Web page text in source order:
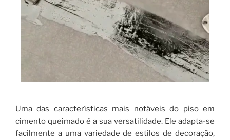
Uma das características mais notáveis do piso em
cimento queimado é a sua versatilidade. Ele adapta-se
facilmente a uma variedade de estilos de decoração,